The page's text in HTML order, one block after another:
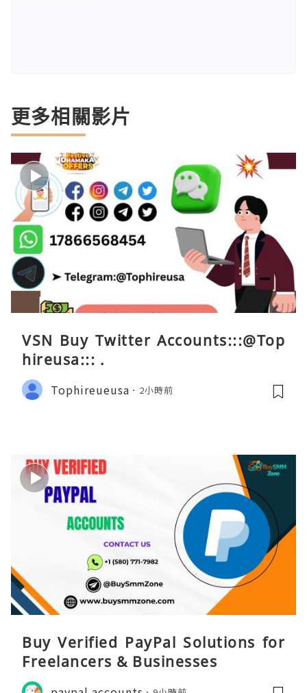
更多相關影片
VSN Buy Twitter Accounts:::@Top
hireusa::: .
Tophireueusa 2小時前
Buy Verified PayPal Solutions for
Freelancers & Businesses